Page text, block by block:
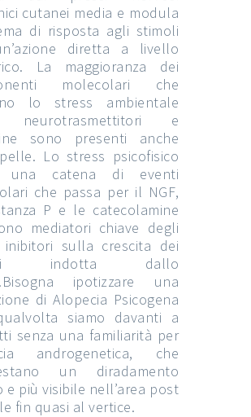
cutanei media e modula
di risposta agli stimoli
diretta a livello
La maggioranza dei
molecolari che
lo stress ambientale
neurotrasmettitori e
sono presenti anche
Lo stress psicofisico
una catena di eventi
che passa per il NGF,
P e le catecolamine
mediatori chiave degli
sulla crescita dei
indotta dallo
ipotizzare una
di Alopecia Psicogena
siamo davanti a
senza una familiarità per
androgenetica, che
un diradamento
e più visibile nell’area post
fin quasi al vertice.